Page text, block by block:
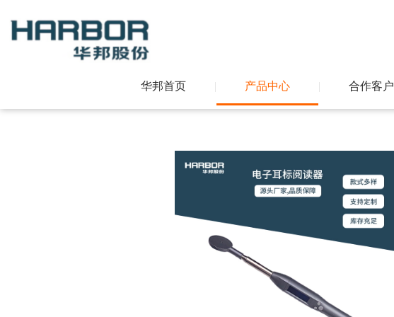
华邦首页 | 产品中心 | 合作客户